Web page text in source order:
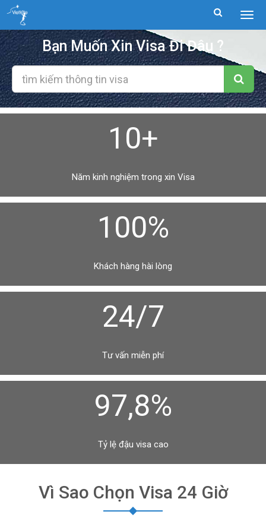
Bạn Muốn Xin Visa Đi Đâu ?
10+
Năm kinh nghiệm trong xin Visa
100%
Khách hàng hài lòng
24/7
Tư vấn miễn phí
97,8%
Tỷ lệ đậu visa cao
Vì Sao Chọn Visa 24 Giờ